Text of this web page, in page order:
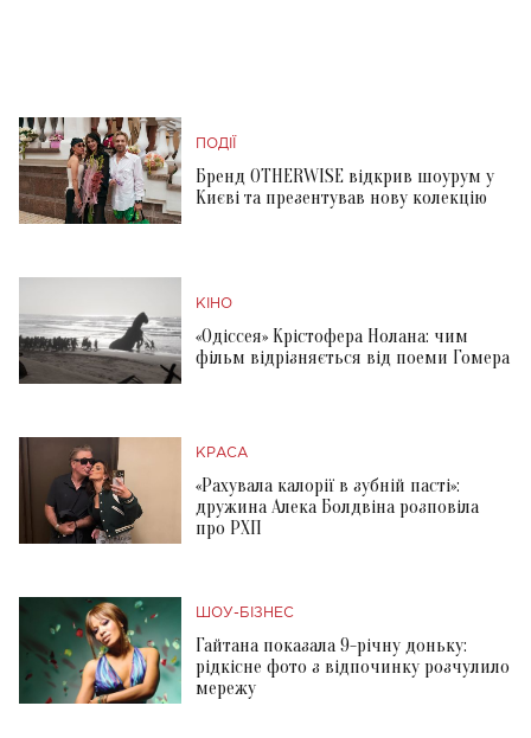
ПОДІЇ
Бренд OTHERWISE відкрив шоурум у
Києві та презентував нову колекцію
КІНО
«Одіссея» Крістофера Нолана: чим
фільм відрізняється від поеми Гомера
КРАСА
«Рахувала калорії в зубній пасті»:
дружина Алека Болдвіна розповіла
про РХП
ШОУ-БІЗНЕС
Гайтана показала 9-річну доньку:
рідкісне фото з відпочинку розчулило
мережу